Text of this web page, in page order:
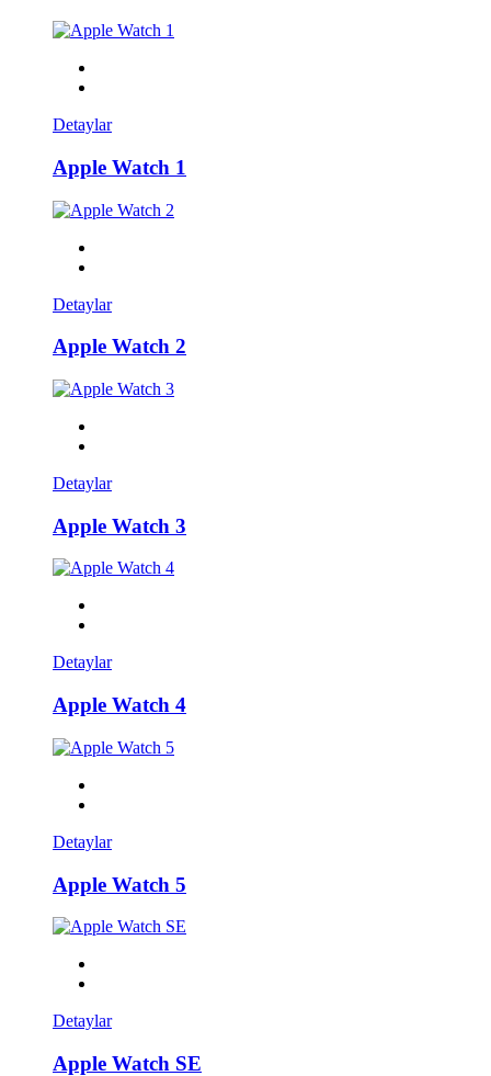
Detaylar
Apple Watch 1
Detaylar
Apple Watch 2
Detaylar
Apple Watch 3
Detaylar
Apple Watch 4
Detaylar
Apple Watch 5
Detaylar
Apple Watch SE